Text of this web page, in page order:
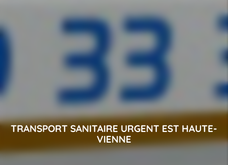
TRANSPORT SANITAIRE URGENT EST HAUTE-
VIENNE